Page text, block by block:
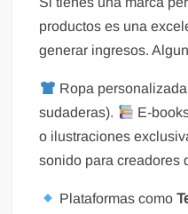
productos es una
generar ingresos.
Ropa
sudaderas).
E-
o ilustraciones
sonido para creadores
Plataformas como